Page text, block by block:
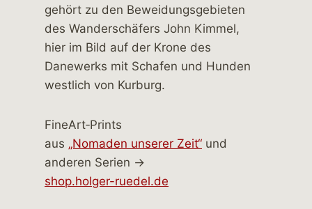
FineArt‑Prints
aus „Nomaden unserer Zeit“ und
anderen Serien →
shop.holger-ruedel.de